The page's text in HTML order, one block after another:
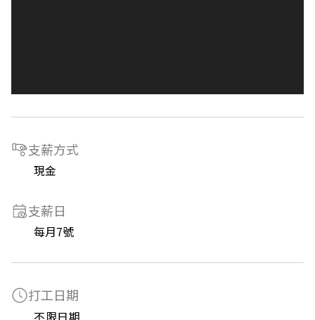
支薪方式
現金
支薪日
每月7號
打工日期
不限日期